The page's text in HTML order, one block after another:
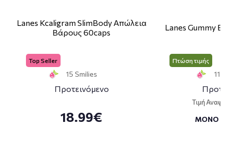
Lanes Kcaligram SlimBody Απώλεια
Βάρους 60caps
Top Seller
15 Smilies
Προτεινόμενο
18.99€
Lanes Gummy
Πτώση τιμής
11
Τιμή
ΜΟΝΟ